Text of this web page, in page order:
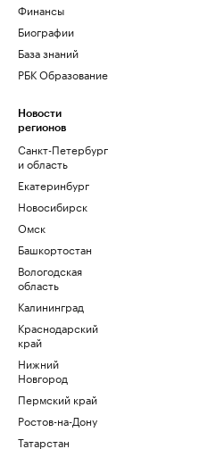
Финансы
Биографии
База знаний
РБК Образование
Новости
регионов
Санкт-Петербург
и область
Екатеринбург
Новосибирск
Омск
Башкортостан
Вологодская
область
Калининград
Краснодарский
край
Нижний
Новгород
Пермский край
Ростов-на-Дону
Татарстан